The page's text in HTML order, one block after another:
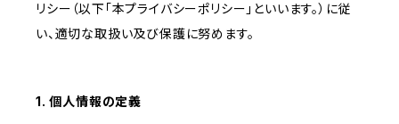
リシー（以下「本プライバシーポリシー」といいます。）に従
い、適切な取扱い及び保護に努めます。
1. 個人情報の定義